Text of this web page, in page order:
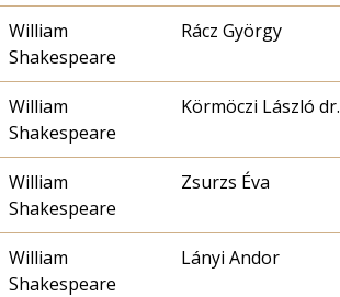
William
Shakespeare
Rácz György
William
Shakespeare
Körmöczi László dr.
William
Shakespeare
Zsurzs Éva
William
Shakespeare
Lányi Andor